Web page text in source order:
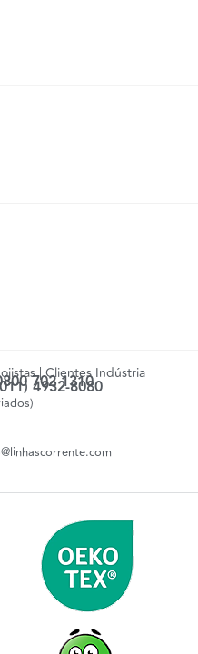
| Clientes Indústria
702 1310
4932-8080